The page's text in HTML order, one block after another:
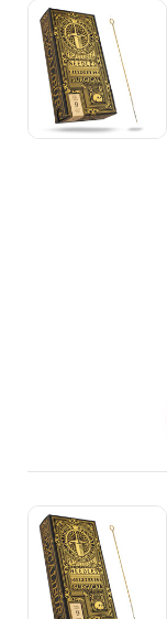
Цена
Количество
Цена
Количество